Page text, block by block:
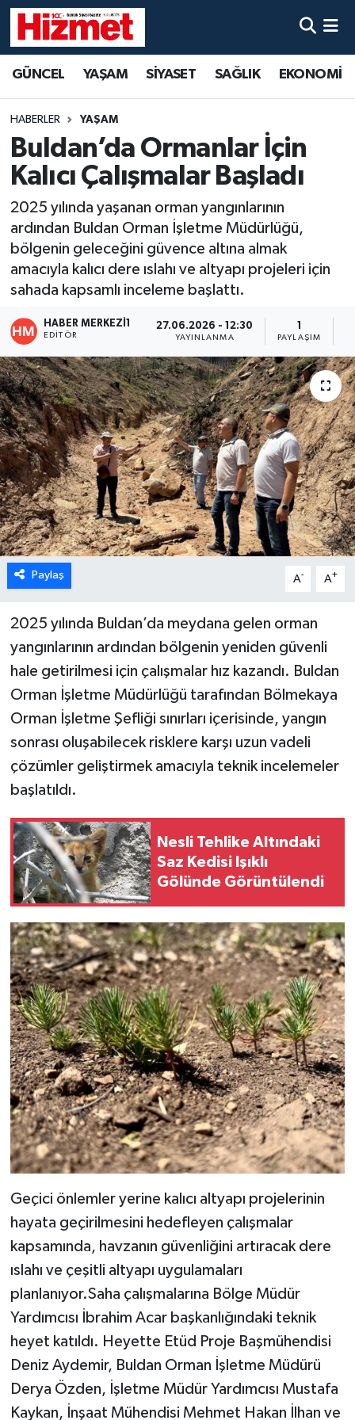
GÜNCEL YAŞAM SİYASET SAĞLIK EKONOMİ
HABERLER YAŞAM
Buldan’da Ormanlar İçin
Kalıcı Çalışmalar Başladı
2025 yılında yaşanan orman yangınlarının
ardından Buldan Orman İşletme Müdürlüğü,
bölgenin geleceğini güvence altına almak
amacıyla kalıcı dere ıslahı ve altyapı projeleri için
sahada kapsamlı inceleme başlattı.
HABER MERKEZI1
EDITÖR
27.06.2026 - 12:30
YAYINLANMA
1
PAYLAŞIM
Paylaş A- A+
2025 yılında Buldan’da meydana gelen orman
yangınlarının ardından bölgenin yeniden güvenli
hale getirilmesi için çalışmalar hız kazandı. Buldan
Orman İşletme Müdürlüğü tarafından Bölmekaya
Orman İşletme Şefliği sınırları içerisinde, yangın
sonrası oluşabilecek risklere karşı uzun vadeli
çözümler geliştirmek amacıyla teknik incelemeler
başlatıldı.
Nesli Tehlike Altındaki
Saz Kedisi Işıklı
Gölünde Görüntülendi
Geçici önlemler yerine kalıcı altyapı projelerinin
hayata geçirilmesini hedefleyen çalışmalar
kapsamında, havzanın güvenliğini artıracak dere
ıslahı ve çeşitli altyapı uygulamaları
planlanıyor.Saha çalışmalarına Bölge Müdür
Yardımcısı İbrahim Acar başkanlığındaki teknik
heyet katıldı. Heyette Etüd Proje Başmühendisi
Deniz Aydemir, Buldan Orman İşletme Müdürü
Derya Özden, İşletme Müdür Yardımcısı Mustafa
Kaykan, İnşaat Mühendisi Mehmet Hakan İlhan ve
YAŞAM
SİYASET
SAĞLIK
EKONOMİ
KÜLTÜR SANAT
SPOR
ÖZEL HABER
DTO
RESMİ REKLAM
Denizli Hava Durumu
Denizli Trafik Yoğunluk Haritası
Süper Lig Puan Durumu ve Fikstür
Tüm Manşetler
Son Dakika Haberleri
Haber Arşivi